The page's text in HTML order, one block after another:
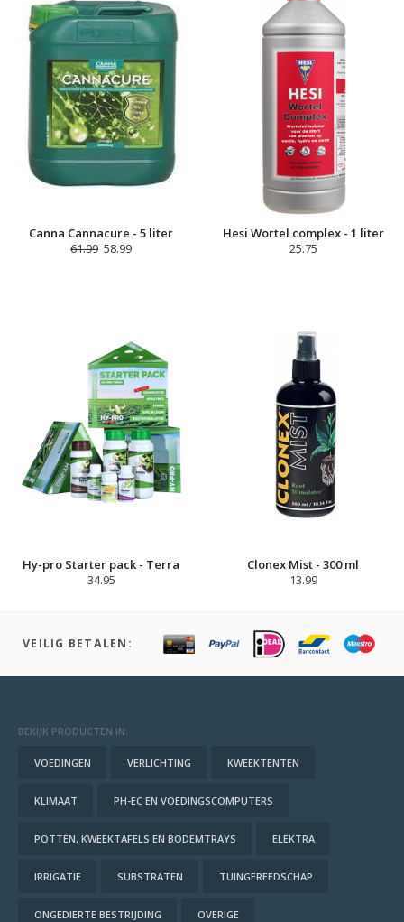
Canna Cannacure - 5 liter
61.99 58.99
Hesi Wortel complex - 1 liter
25.75
Hy-pro Starter pack - Terra
34.95
Clonex Mist - 300 ml
13.99
VEILIG BETALEN:
BEKIJK PRODUCTEN IN:
VOEDINGEN VERLICHTING KWEEKTENTEN
KLIMAAT PH-EC EN VOEDINGSCOMPUTERS
POTTEN, KWEEKTAFELS EN BODEMTRAYS ELEKTRA
IRRIGATIE SUBSTRATEN TUINGEREEDSCHAP
ONGEDIERTE BESTRIJDING OVERIGE